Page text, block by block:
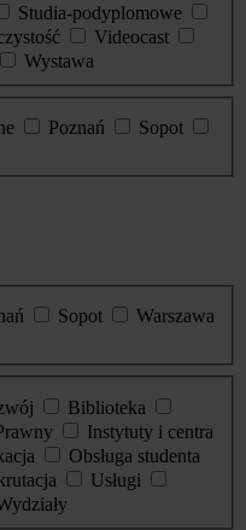
Studia-podyplomowe
Videocast
Wystawa
Poznań
Sopot
Sopot
Warszawa
Biblioteka
Instytuty i centra
Obsługa studenta
Usługi